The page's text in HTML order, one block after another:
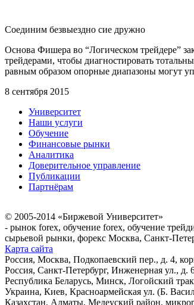
Соединим безвыездно сие дружно
Основа Фишера во “Логическом трейдере”
трейдерами, чтобы диагностировать
равным образом опорные диапазоны могут
8 сентября 2015
Университет
Наши услуги
Обучение
Финансовые рынки
Аналитика
Доверительное управление
Публикации
Партнёрам
© 2005-2014 «Биржевой Университет»
- рынок forex, обучение forex, обучение
сырьевой рынки, форекс Москва, Санкт-
Карта сайта
Россия, Москва, Подкопаевский пер., д. 4,
Россия, Санкт-Петербург, Инженерная ул., д.
Республика Беларусь, Минск, Логойский
Украина, Киев, Красноармейская ул. (Б.
Казахстан, Алматы, Медеуский район,